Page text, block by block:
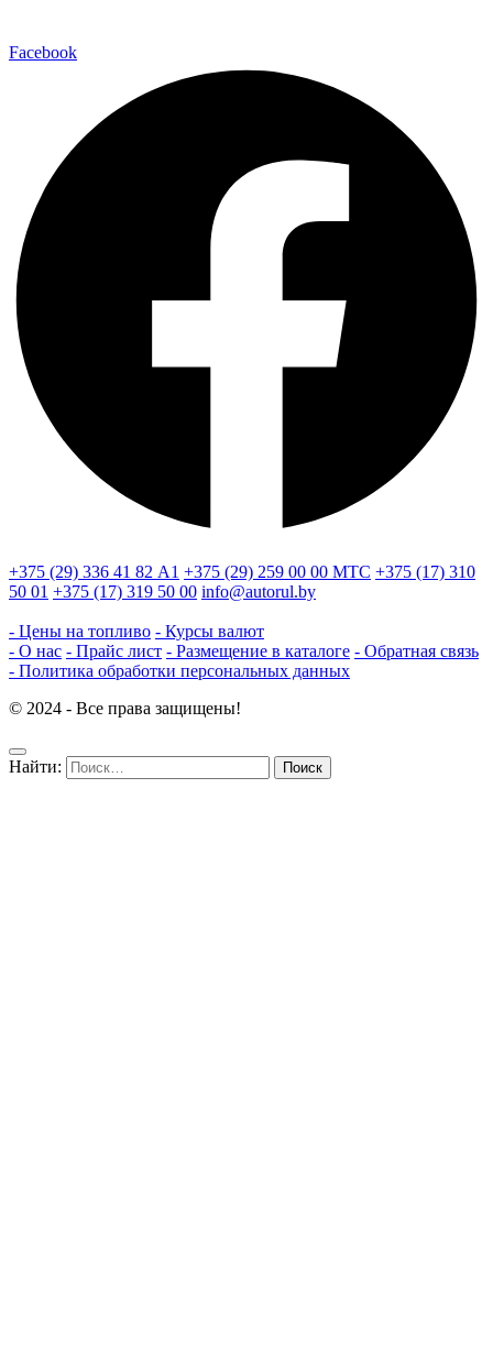
Facebook
+375 (29) 336 41 82 А1 +375 (29) 259 00 00 МТС +375 (17) 310
50 01 +375 (17) 319 50 00 info@autorul.by
- Цены на топливо - Курсы валют
- О нас - Прайс лист - Размещение в каталоге - Обратная связь
- Политика обработки персональных данных
© 2024 - Все права защищены!
Найти: